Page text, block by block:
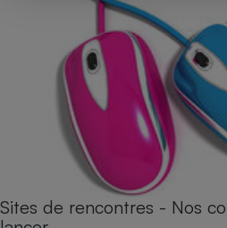
Sites de rencontres - Nos